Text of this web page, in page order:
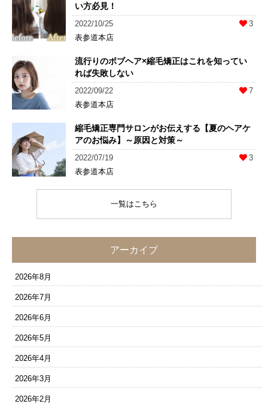
い方必見！
2022/10/25
3
表参道本店
流行りのボブヘア×縮毛矯正はこれを知ってい
れば失敗しない
2022/09/22
7
表参道本店
縮毛矯正専門サロンがお伝えする【夏のヘアケ
アのお悩み】～原因と対策～
2022/07/19
3
表参道本店
一覧はこちら
アーカイブ
2026年8月
2026年7月
2026年6月
2026年5月
2026年4月
2026年3月
2026年2月